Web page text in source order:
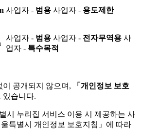
사업자 - 범용 사업자 - 용도제한
사업자 - 범용 사업자 - 전자무역용 사
업자 - 특수목적
공개되지 않으며,
「개인정보 보호
있습니다.
시 누리집 서비스 이용 시 제공하는 사
특별시 개인정보 보호지침」에 따라